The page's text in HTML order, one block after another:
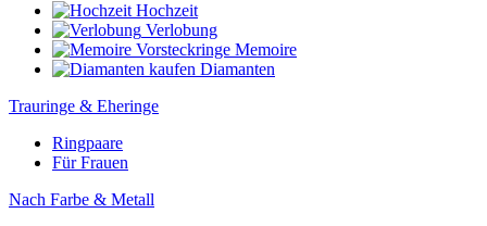
Hochzeit
Verlobung
Memoire
Diamanten
Trauringe & Eheringe
Ringpaare
Für Frauen
Nach Farbe & Metall